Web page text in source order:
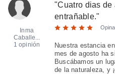
Inma
Caballe...
1 opinión
"Cuatro dias de
entrañable."
Nuestra estancia
mes de agosto ha
Buscábamos un
de la naturaleza, y